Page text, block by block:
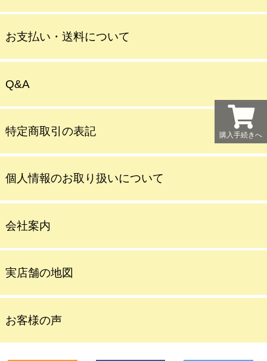
お支払い・送料について
Q&A
特定商取引の表記
個人情報のお取り扱いについて
会社案内
実店舗の地図
お客様の声
購入手続きへ